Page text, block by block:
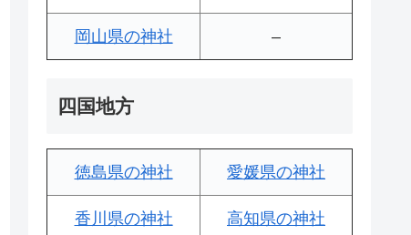
岡山県の神社 –
四国地方
徳島県の神社 愛媛県の神社
香川県の神社 高知県の神社